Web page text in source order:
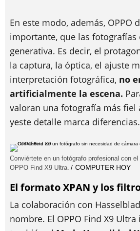
En este modo, además, OPPO
importante, que las fotografías
generativa. Es decir, el
la captura, la óptica, el ajuste
interpretación fotográfica, no
artificialmente la escena.
valoran una fotografía más fiel
yeste detalle marca diferencias.
Conviértete en un fotógrafo profesional con el
OPPO Find X9 Ultra.
COMPUTER HOY
El formato XPAN y los
La colaboración con
nombre. El OPPO Find X9